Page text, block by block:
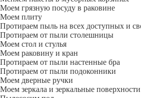
Моем грязную посуду в раковине
Моем плиту
Протираем пыль на всех доступных и
Протираем от пыли столешницы
Моем стол и стулья
Моем раковину и кран
Протираем от пыли настенные бра
Протираем от пыли подоконники
Моем дверные ручки
Моем зеркала и зеркальные поверхности